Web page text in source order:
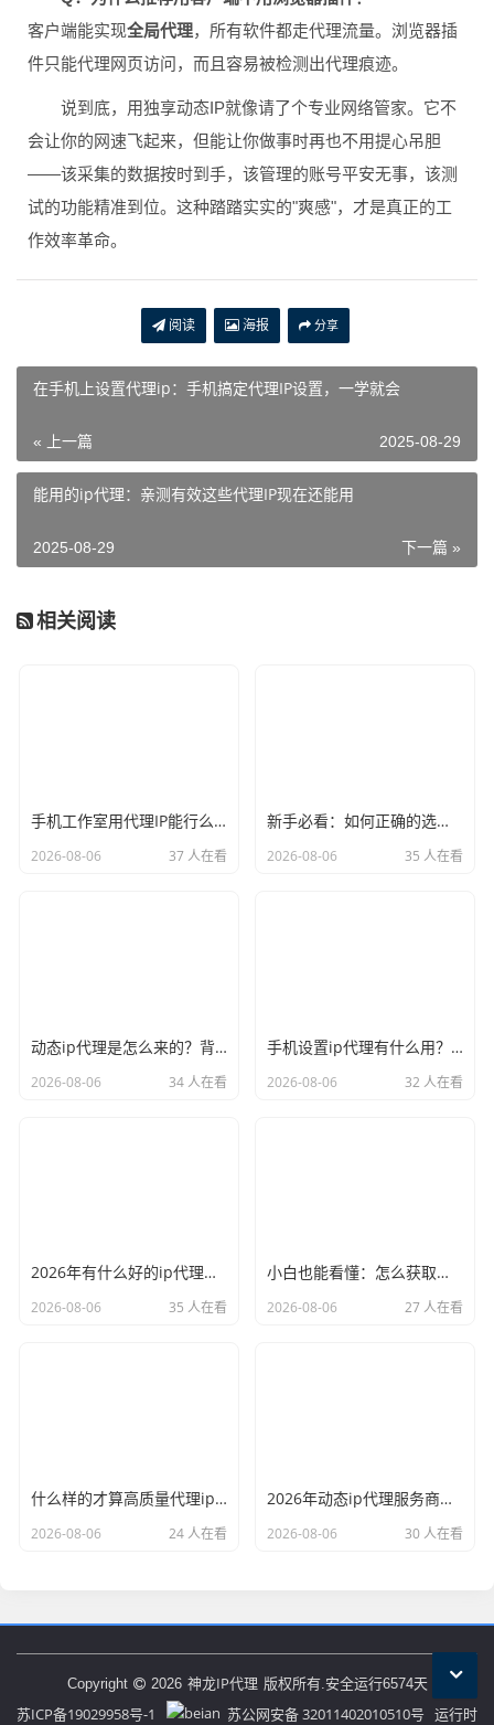
客户端能实现全局代理，所有软件都走代理流量。浏览器插
件只能代理网页访问，而且容易被检测出代理痕迹。
说到底，用独享动态IP就像请了个专业网络管家。它不
会让你的网速飞起来，但能让你做事时再也不用提心吊胆
——该采集的数据按时到手，该管理的账号平安无事，该测
试的功能精准到位。这种踏踏实实的"爽感"，才是真正的工
作效率革命。
阅读 海报 分享
在手机上设置代理ip：手机搞定代理IP设置，一学就会
« 上一篇 2025-08-29
能用的ip代理：亲测有效这些代理IP现在还能用
下一篇 »
2025-08-29
相关阅读
手机工作室用代理IP能行么？过来人的经验告诉你答案
2026-08-06 37 人在看
新手必看：如何正确的选择代理ip软件，别再交智商税了
2026-08-06 35 人在看
动态ip代理是怎么来的？背后的原理比你想象的精彩
2026-08-06 34 人在看
手机设置ip代理有什么用？不只是改定位那么简单
2026-08-06 32 人在看
2026年有什么好的ip代理软件？亲测后我只推荐这几个
2026-08-06 35 人在看
小白也能看懂：怎么获取代理ip和端口号，一步步教会你
2026-08-06 27 人在看
什么样的才算高质量代理ip？资深玩家总结了三个硬指标
2026-08-06 24 人在看
2026年动态ip代理服务商有哪些？这份清单建议收藏
2026-08-06 30 人在看
Copyright 2026 神龙IP代理 版权所有.安全运行6574天
苏ICP备19029958号-1 苏公网安备 32011402010510号 运行时